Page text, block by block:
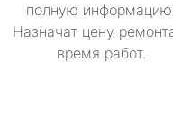
полную
Назначат цену
время работ.